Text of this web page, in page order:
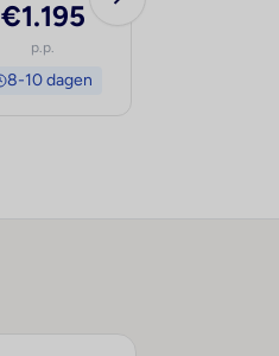
€1.195
p.p.
8-10 dagen